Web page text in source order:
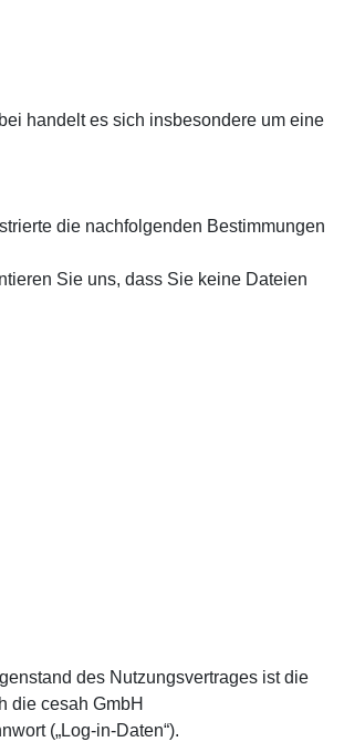
handelt es sich insbesondere um eine
die nachfolgenden Bestimmungen
Sie uns, dass Sie keine Dateien
des Nutzungsvertrages ist die
die cesah GmbH
(„Log-in-Daten“).